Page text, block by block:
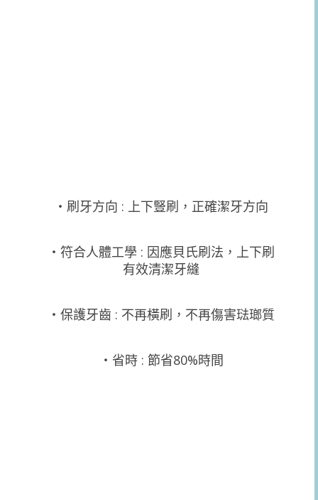
‧刷牙方向 : 上下豎刷，正確潔牙方向
‧符合人體工學 : 因應貝氏刷法，上下刷
有效清潔牙縫
‧保護牙齒 : 不再橫刷，不再傷害琺瑯質
‧省時 : 節省80%時間